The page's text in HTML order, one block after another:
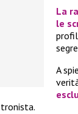
La
le
A
tronista.